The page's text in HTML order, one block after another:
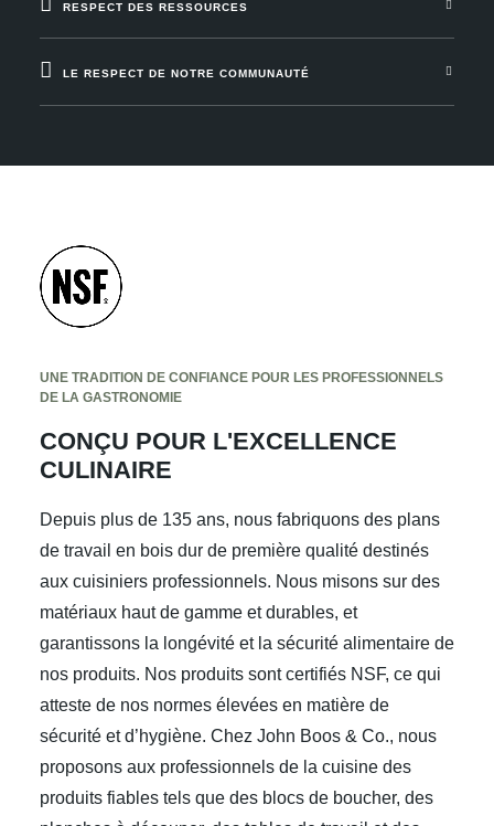
RESPECT DES RESSOURCES
LE RESPECT DE NOTRE COMMUNAUTÉ
UNE TRADITION DE CONFIANCE POUR LES PROFESSIONNELS
DE LA GASTRONOMIE
CONÇU POUR L'EXCELLENCE
CULINAIRE
Depuis plus de 135 ans, nous fabriquons des plans
de travail en bois dur de première qualité destinés
aux cuisiniers professionnels. Nous misons sur des
matériaux haut de gamme et durables, et
garantissons la longévité et la sécurité alimentaire de
nos produits. Nos produits sont certifiés NSF, ce qui
atteste de nos normes élevées en matière de
sécurité et d’hygiène. Chez John Boos & Co., nous
proposons aux professionnels de la cuisine des
produits fiables tels que des blocs de boucher, des